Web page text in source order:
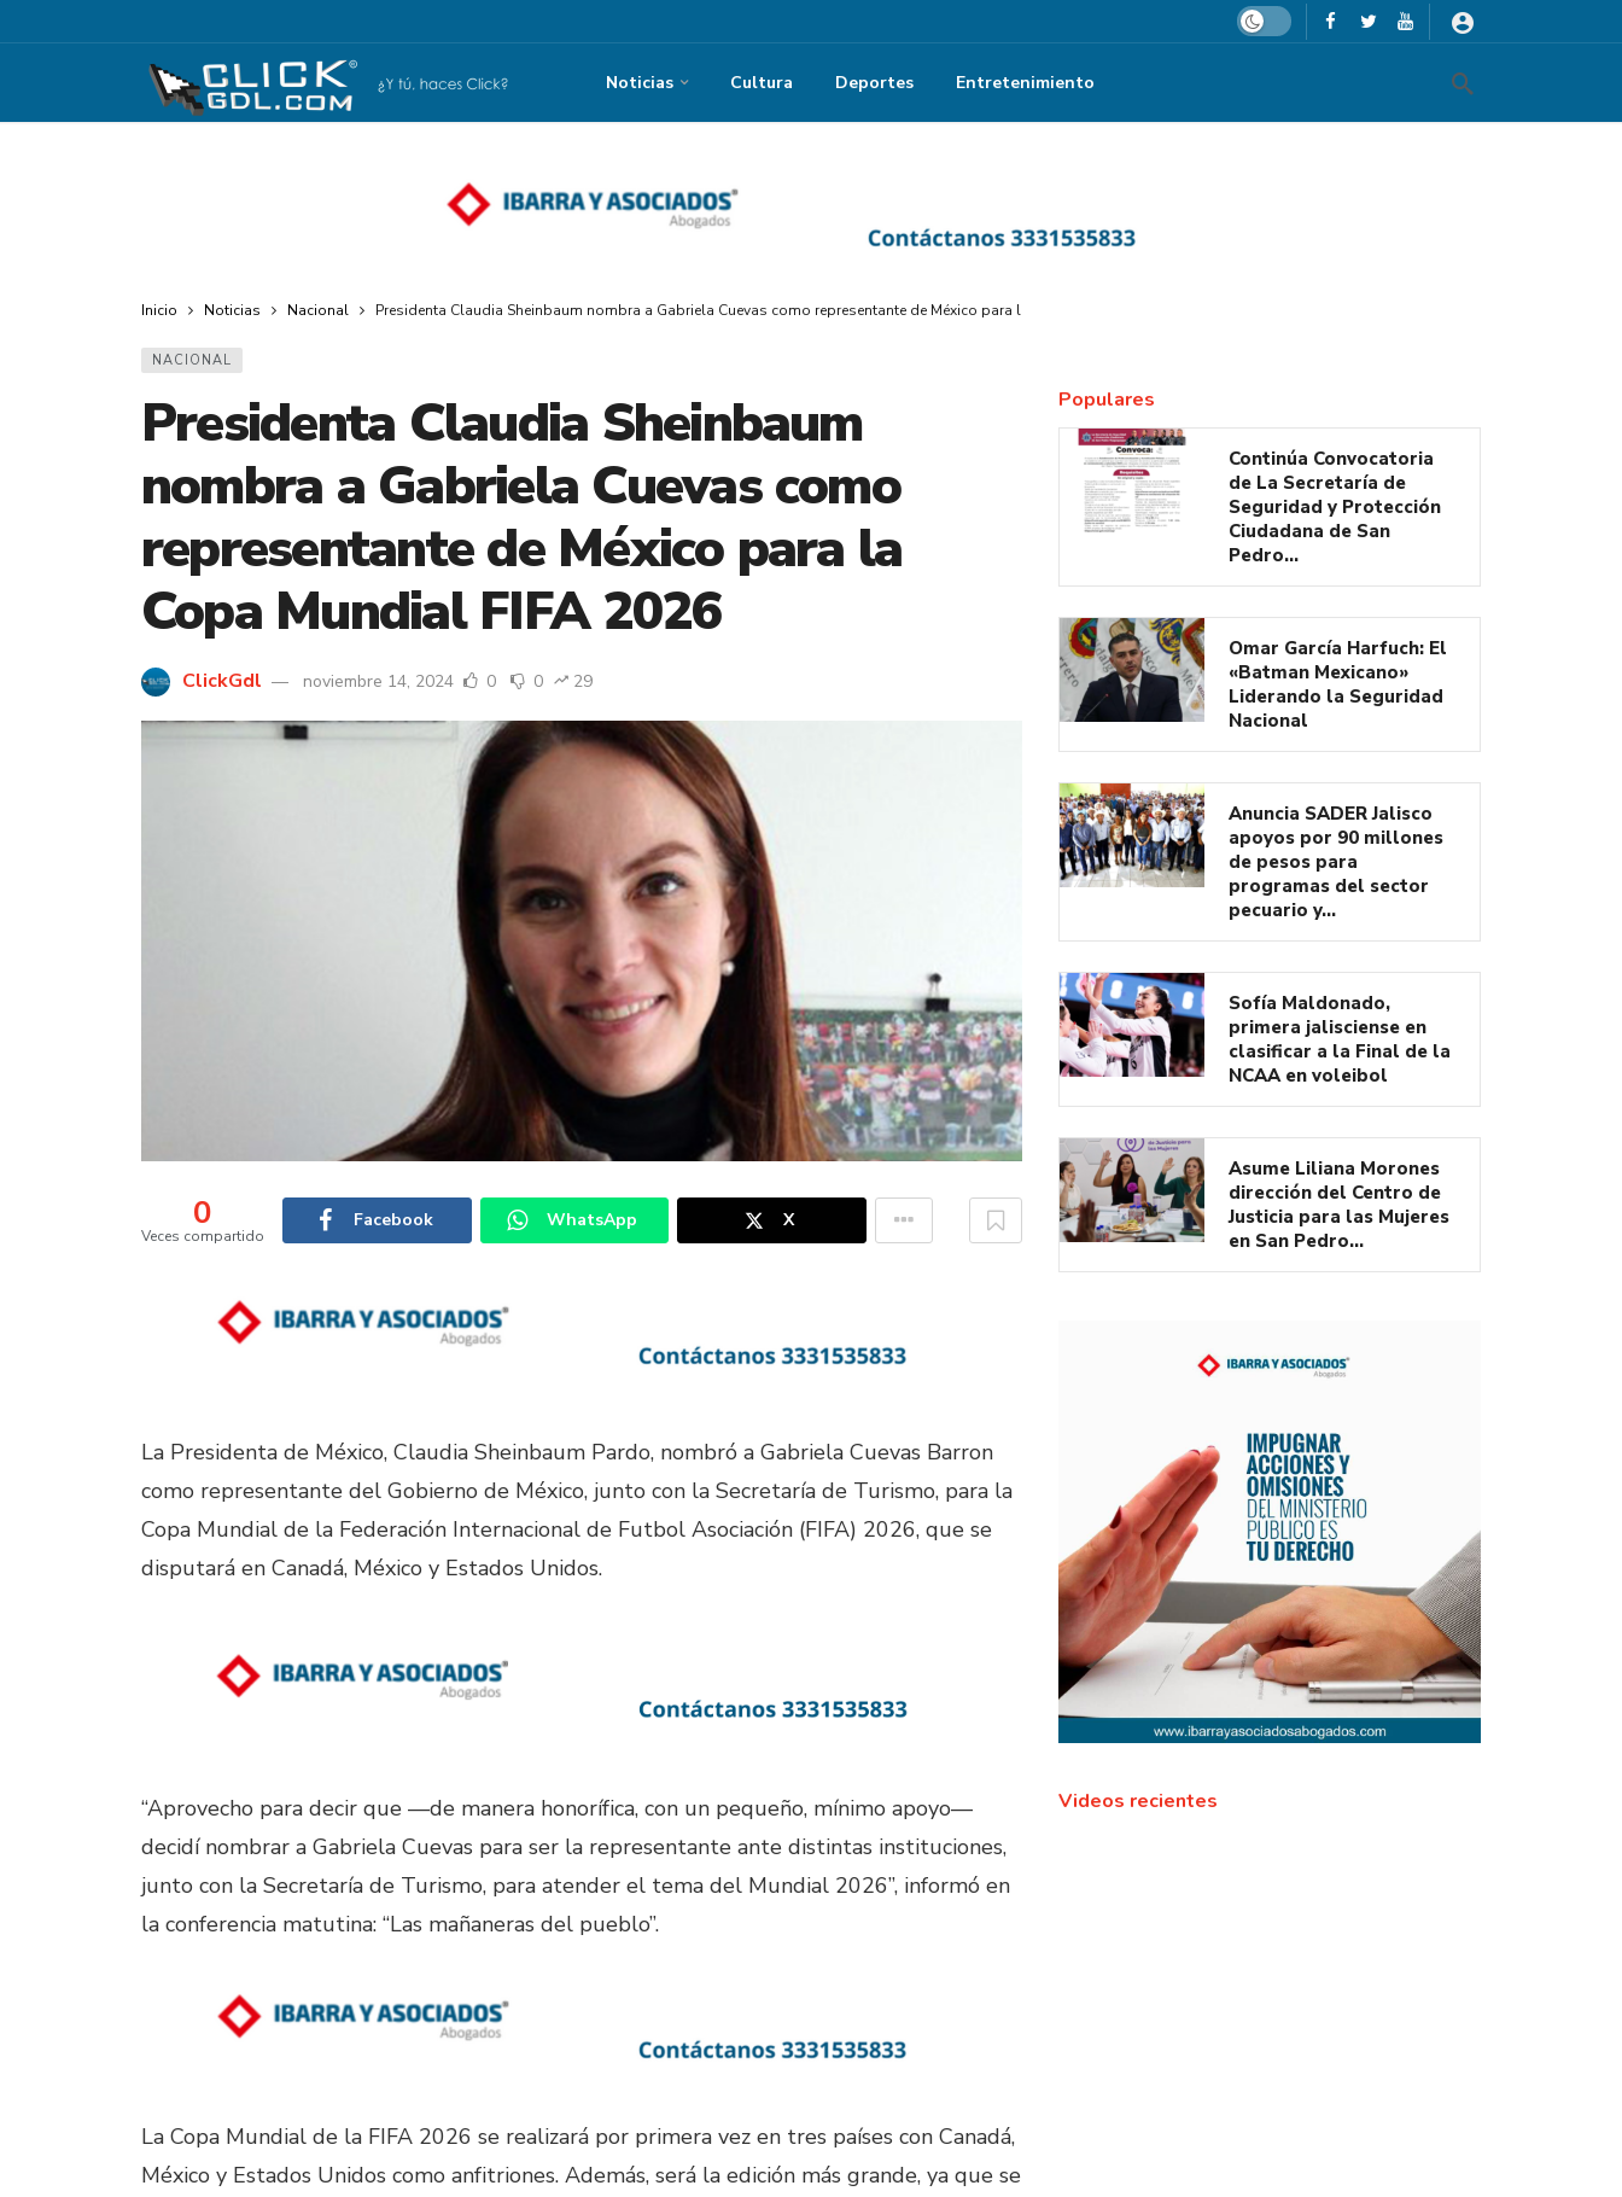
Dark mode
Noticias Cultura Deportes Entretenimiento
Inicio Noticias Nacional Presidenta Claudia Sheinbaum nombra a Gabriela Cuevas como representante de México para la Copa Mundial FIFA 2026
NACIONAL
Presidenta Claudia Sheinbaum
nombra a Gabriela Cuevas como
representante de México para la
Copa Mundial FIFA 2026
ClickGdl noviembre 14, 2024 0 0 29
0
Veces compartido
Facebook WhatsApp X
La Presidenta de México, Claudia Sheinbaum Pardo, nombró a Gabriela Cuevas Barron
como representante del Gobierno de México, junto con la Secretaría de Turismo, para la
Copa Mundial de la Federación Internacional de Futbol Asociación (FIFA) 2026, que se
disputará en Canadá, México y Estados Unidos.
“Aprovecho para decir que —de manera honorífica, con un pequeño, mínimo apoyo—
decidí nombrar a Gabriela Cuevas para ser la representante ante distintas instituciones,
junto con la Secretaría de Turismo, para atender el tema del Mundial 2026”, informó en
la conferencia matutina: “Las mañaneras del pueblo”.
La Copa Mundial de la FIFA 2026 se realizará por primera vez en tres países con Canadá,
México y Estados Unidos como anfitriones. Además, será la edición más grande, ya que se
Populares
Continúa Convocatoria
de La Secretaría de
Seguridad y Protección
Ciudadana de San
Pedro…
Omar García Harfuch: El
«Batman Mexicano»
Liderando la Seguridad
Nacional
Anuncia SADER Jalisco
apoyos por 90 millones
de pesos para
programas del sector
pecuario y…
Sofía Maldonado,
primera jalisciense en
clasificar a la Final de la
NCAA en voleibol
Asume Liliana Morones
dirección del Centro de
Justicia para las Mujeres
en San Pedro…
Videos recientes